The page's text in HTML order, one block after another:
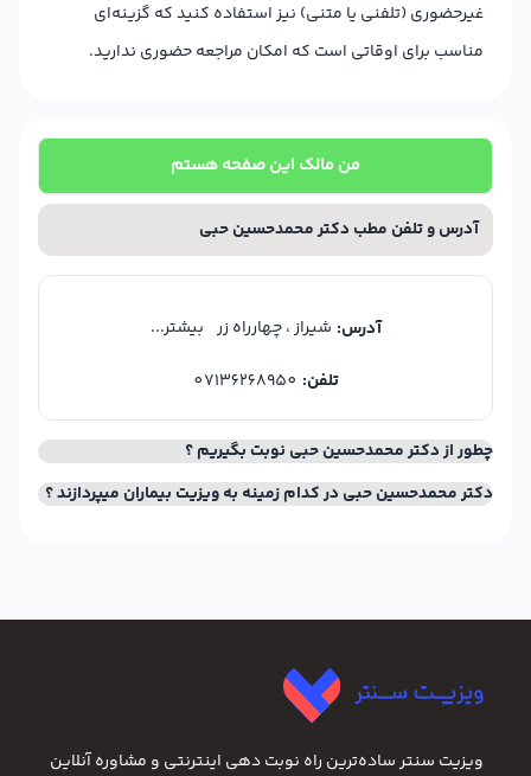
غیرحضوری (تلفنی یا متنی) نیز استفاده کنید که گزینه‌ای
مناسب برای اوقاتی است که امکان مراجعه حضوری ندارید.
من مالک این صفحه هستم
آدرس و تلفن مطب دکتر محمدحسین حبی
آدرس: شیراز ، چهارراه زر بیشتر...
تلفن: 07136268950
چطور از دکتر محمدحسین حبی نوبت بگیریم ؟
دکتر محمدحسین حبی در کدام زمینه به ویزیت بیماران میپردازند ؟
ویزیت سنتر ساده‌ترین راه نوبت‌ دهی اینترنتی و مشاوره آنلاین